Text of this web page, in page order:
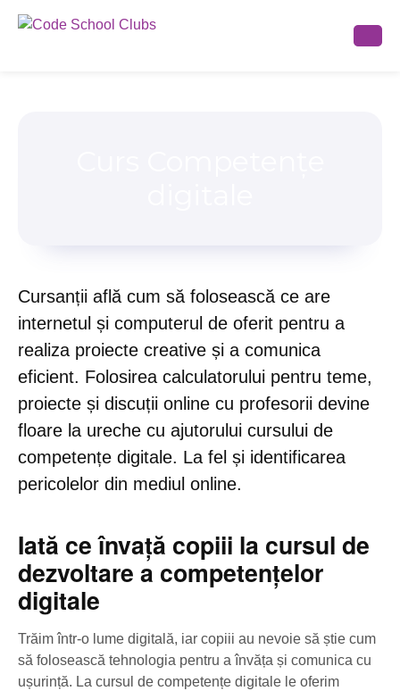
Cursanții află cum să folosească ce are
internetul și computerul de oferit pentru a
realiza proiecte creative și a comunica
eficient. Folosirea calculatorului pentru teme,
proiecte și discuții online cu profesorii devine
floare la ureche cu ajutorului cursului de
competențe digitale. La fel și identificarea
pericolelor din mediul online.
Iată ce învață copiii la cursul de
dezvoltare a competențelor
digitale
Trăim într-o lume digitală, iar copiii au nevoie să știe cum
să folosească tehnologia pentru a învăța și comunica cu
ușurință. La cursul de competențe digitale le oferim